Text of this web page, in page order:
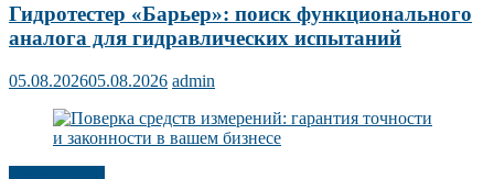
Гидротестер «Барьер»: поиск функционального
аналога для гидравлических испытаний
05.08.202605.08.2026 admin